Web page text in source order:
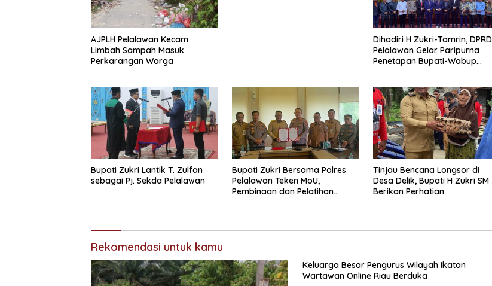
AJPLH Pelalawan Kecam
Limbah Sampah Masuk
Perkarangan Warga
Dihadiri H Zukri-Tamrin, DPRD
Pelalawan Gelar Paripurna
Penetapan Bupati-Wabup
Bupati Zukri Lantik T. Zulfan
sebagai Pj. Sekda Pelalawan
Bupati Zukri Bersama Polres
Pelalawan Teken MoU,
Pembinaan dan Pelatihan
Tinjau Bencana Longsor di
Desa Delik, Bupati H Zukri SM
Berikan Perhatian
Rekomendasi untuk kamu
Keluarga Besar Pengurus Wilayah Ikatan
Wartawan Online Riau Berduka